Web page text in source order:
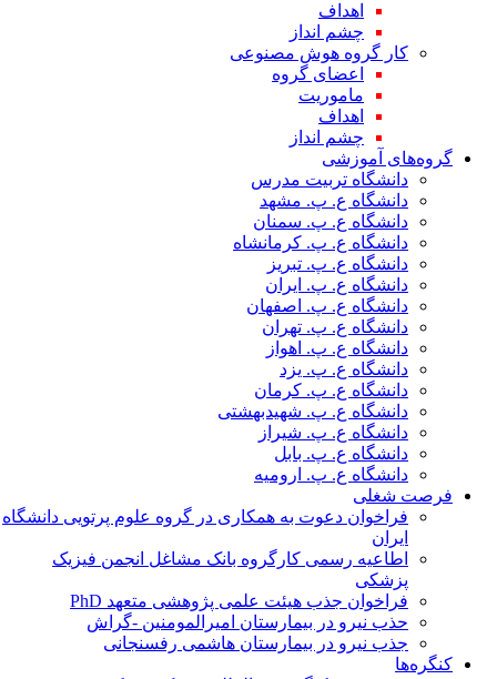
اهداف
چشم انداز
کار گروه هوش مصنوعی
اعضای گروه
ماموریت
اهداف
چشم انداز
گروه‌های آموزشی
دانشگاه تربیت مدرس
دانشگاه ع. پ. مشهد
دانشگاه ع. پ. سمنان
دانشگاه ع. پ. کرمانشاه
دانشگاه ع. پ. تبریز
دانشگاه ع. پ. ایران
دانشگاه ع. پ. اصفهان
دانشگاه ع. پ. تهران
دانشگاه ع. پ. اهواز
دانشگاه ع. پ. یزد
دانشگاه ع. پ. کرمان
دانشگاه ع. پ. شهید‌بهشتی
دانشگاه ع. پ. شیراز
دانشگاه ع. پ. بابل
دانشگاه ع. پ. ارومیه
فرصت شغلی
فراخوان دعوت به همکاری در گروه علوم پرتویی دانشگاه
ایران
اطاعیه رسمی کارگروه بانک مشاغل انجمن فیزیک
پزشکی
فراخوان جذب هیئت علمی پژوهشی متعهد PhD
حذب نیرو در بیمارستان امیرالمومنین -گراش
جذب نیرو در بیمارستان هاشمی رفسنجانی
کنگره‌ها